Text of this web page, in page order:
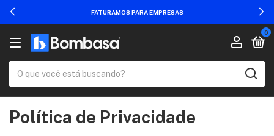
FATURAMOS PARA EMPRESAS
0
Política de Privacidade